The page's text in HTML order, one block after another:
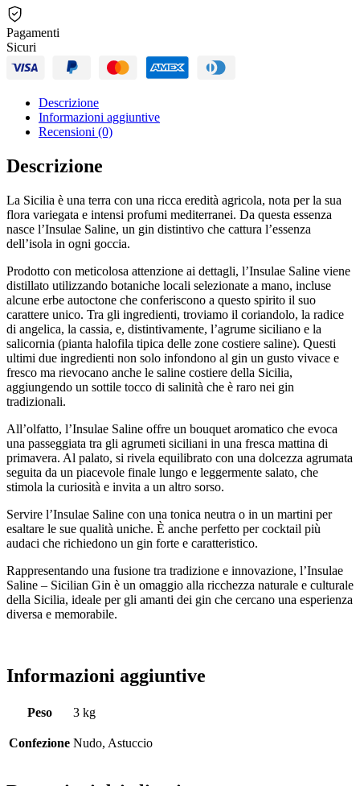
Pagamenti
Sicuri
Descrizione
Informazioni aggiuntive
Recensioni (0)
Descrizione
La Sicilia è una terra con una ricca eredità agricola, nota per la sua
flora variegata e intensi profumi mediterranei. Da questa essenza
nasce l’Insulae Saline, un gin distintivo che cattura l’essenza
dell’isola in ogni goccia.
Prodotto con meticolosa attenzione ai dettagli, l’Insulae Saline viene
distillato utilizzando botaniche locali selezionate a mano, incluse
alcune erbe autoctone che conferiscono a questo spirito il suo
carattere unico. Tra gli ingredienti, troviamo il coriandolo, la radice
di angelica, la cassia, e, distintivamente, l’agrume siciliano e la
salicornia (pianta halofila tipica delle zone costiere saline). Questi
ultimi due ingredienti non solo infondono al gin un gusto vivace e
fresco ma rievocano anche le saline costiere della Sicilia,
aggiungendo un sottile tocco di salinità che è raro nei gin
tradizionali.
All’olfatto, l’Insulae Saline offre un bouquet aromatico che evoca
una passeggiata tra gli agrumeti siciliani in una fresca mattina di
primavera. Al palato, si rivela equilibrato con una dolcezza agrumata
seguita da un piacevole finale lungo e leggermente salato, che
stimola la curiosità e invita a un altro sorso.
Servire l’Insulae Saline con una tonica neutra o in un martini per
esaltare le sue qualità uniche. È anche perfetto per cocktail più
audaci che richiedono un gin forte e caratteristico.
Rappresentando una fusione tra tradizione e innovazione, l’Insulae
Saline – Sicilian Gin è un omaggio alla ricchezza naturale e culturale
della Sicilia, ideale per gli amanti dei gin che cercano una esperienza
diversa e memorabile.
Informazioni aggiuntive
Peso 3 kg
Confezione Nudo, Astuccio